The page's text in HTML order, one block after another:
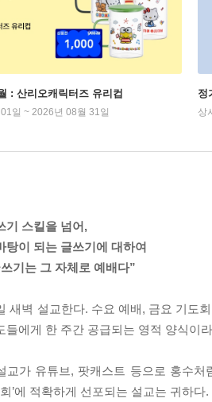
: 산리오캐릭터즈 유리컵
일 ~ 2026년 08월 31일
정
상
기 스킬을 넘어,
탕이 되는 글쓰기에 대하여
기는 그 자체로 예배다”
새벽 설교한다. 수요 예배, 금요 기도
들에게 한 주간 공급되는 영적 양식이
교가 유튜브, 팟캐스트 등으로 홍수처
회’에 적확하게 선포되는 설교는 귀하